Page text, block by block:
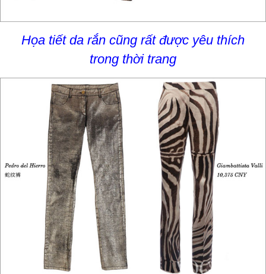
Họa tiết da rắn cũng rất được yêu thích
trong thời trang